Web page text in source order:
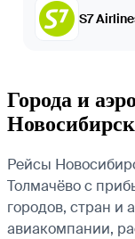
S7
Города и
Рейсы
Толмачёво с
городов, стран и
авиакомпании,